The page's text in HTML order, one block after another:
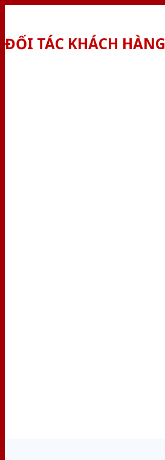
ĐỐI TÁC KHÁCH HÀNG